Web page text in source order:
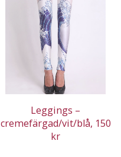
Leggings –
cremefärgad/vit/blå, 150
kr